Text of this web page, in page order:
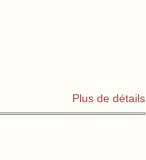
Plus de détails